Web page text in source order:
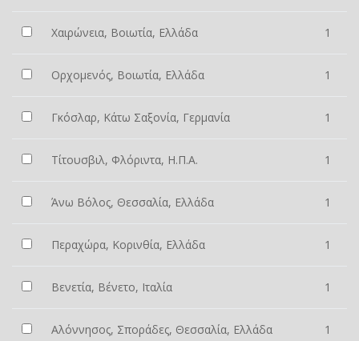
Χαιρώνεια, Βοιωτία, Ελλάδα 1
Ορχομενός, Βοιωτία, Ελλάδα 1
Γκόσλαρ, Κάτω Σαξονία, Γερμανία 1
Τίτουσβιλ, Φλόριντα, Η.Π.Α. 1
Άνω Βόλος, Θεσσαλία, Ελλάδα 1
Περαχώρα, Κορινθία, Ελλάδα 1
Βενετία, Βένετο, Ιταλία 1
Αλόννησος, Σποράδες, Θεσσαλία, Ελλάδα 1